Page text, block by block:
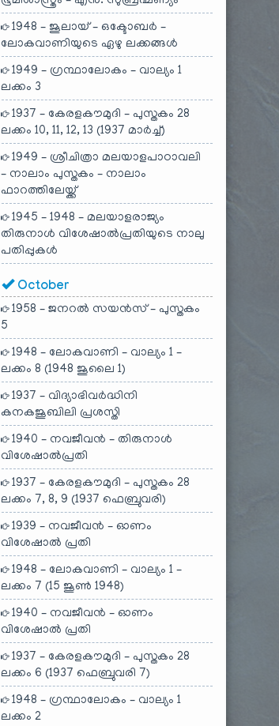
1948 – ജൂലായ് – ഒക്ടോബർ –
ലോകവാണിയുടെ ഏഴു ലക്കങ്ങൾ
1949 – ഗ്രന്ഥാലോകം – വാല്യം 1
ലക്കം 3
1937 – കേരളകൗമുദി – പുസ്തകം 28
ലക്കം 10, 11, 12, 13 (1937 മാർച്ച്)
1949 – ശ്രീചിത്രാ മലയാളപാഠാവലി
– നാലാം പുസ്തകം – നാലാം
ഫാറത്തിലേയ്ക്ക്
1945 – 1948 – മലയാളരാജ്യം
തിരുനാൾ വിശേഷാൽപ്രതിയുടെ നാലു
പതിപ്പുകൾ
October
1958 – ജനറൽ സയൻസ് – പുസ്തകം
5
1948 – ലോകവാണി – വാല്യം 1 –
ലക്കം 8 (1948 ജൂലൈ 1)
1937 – വിദ്യാഭിവർദ്ധിനി
കനകജൂബിലി പ്രശസ്തി
1940 – നവജീവൻ – തിരുനാൾ
വിശേഷാൽപ്രതി
1937 – കേരളകൗമുദി – പുസ്തകം 28
ലക്കം 7, 8, 9 (1937 ഫെബ്രുവരി)
1939 – നവജീവൻ – ഓണം
വിശേഷാൽ പ്രതി
1948 – ലോകവാണി – വാല്യം 1 –
ലക്കം 7 (15 ജൂൺ 1948)
1940 – നവജീവൻ – ഓണം
വിശേഷാൽ പ്രതി
1937 – കേരളകൗമുദി – പുസ്തകം 28
ലക്കം 6 (1937 ഫെബ്രുവരി 7)
1948 – ഗ്രന്ഥാലോകം – വാല്യം 1
ലക്കം 2